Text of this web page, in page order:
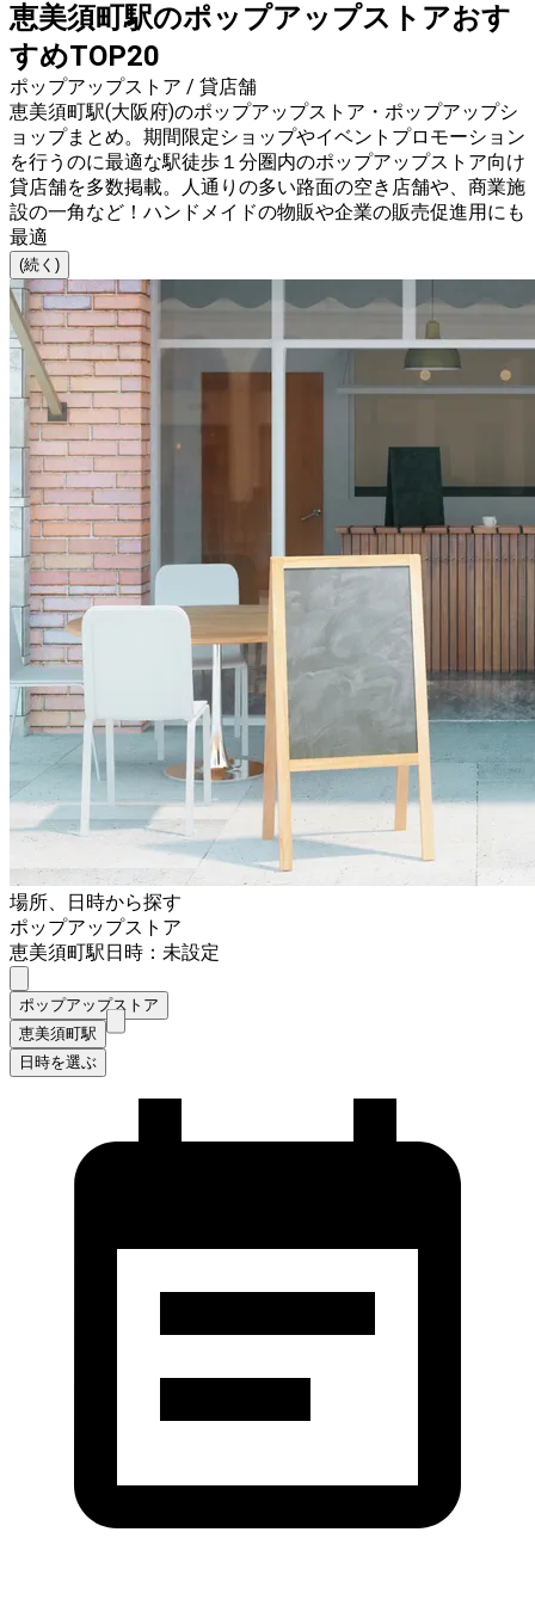
恵美須町駅のポップアップストアおす
すめTOP20
ポップアップストア / 貸店舗
恵美須町駅(大阪府)のポップアップストア・ポップアップシ
ョップまとめ。期間限定ショップやイベントプロモーション
を行うのに最適な駅徒歩１分圏内のポップアップストア向け
貸店舗を多数掲載。人通りの多い路面の空き店舗や、商業施
設の一角など！ハンドメイドの物販や企業の販売促進用にも
最適
(続く)
場所、日時から探す
ポップアップストア
恵美須町駅日時：未設定
ポップアップストア
恵美須町駅
日時を選ぶ